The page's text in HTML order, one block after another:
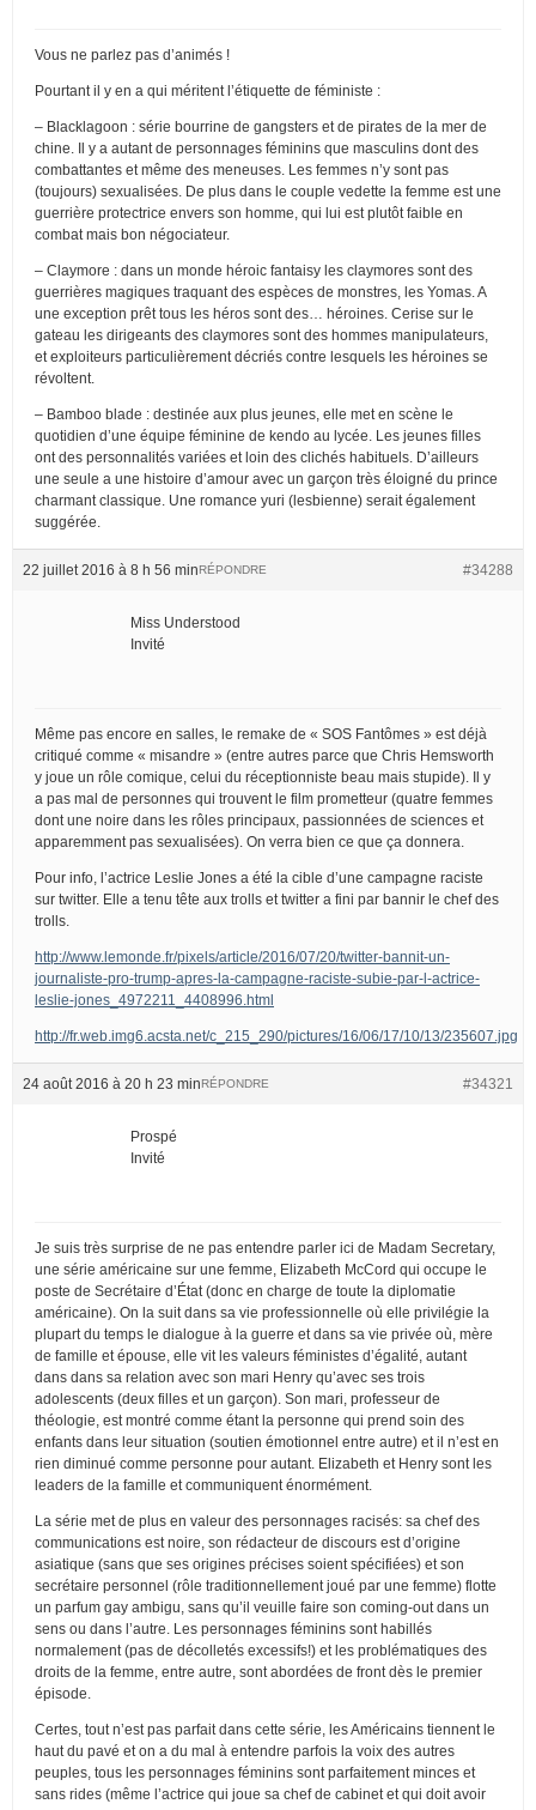
Vous ne parlez pas d’animés !
Pourtant il y en a qui méritent l’étiquette de féministe :
– Blacklagoon : série bourrine de gangsters et de pirates de la mer de
chine. Il y a autant de personnages féminins que masculins dont des
combattantes et même des meneuses. Les femmes n’y sont pas
(toujours) sexualisées. De plus dans le couple vedette la femme est une
guerrière protectrice envers son homme, qui lui est plutôt faible en
combat mais bon négociateur.
– Claymore : dans un monde héroic fantaisy les claymores sont des
guerrières magiques traquant des espèces de monstres, les Yomas. A
une exception prêt tous les héros sont des… héroines. Cerise sur le
gateau les dirigeants des claymores sont des hommes manipulateurs,
et exploiteurs particulièrement décriés contre lesquels les héroines se
révoltent.
– Bamboo blade : destinée aux plus jeunes, elle met en scène le
quotidien d’une équipe féminine de kendo au lycée. Les jeunes filles
ont des personnalités variées et loin des clichés habituels. D’ailleurs
une seule a une histoire d’amour avec un garçon très éloigné du prince
charmant classique. Une romance yuri (lesbienne) serait également
suggérée.
22 juillet 2016 à 8 h 56 min #34288
RÉPONDRE
Miss Understood
Invité
Même pas encore en salles, le remake de « SOS Fantômes » est déjà
critiqué comme « misandre » (entre autres parce que Chris Hemsworth
y joue un rôle comique, celui du réceptionniste beau mais stupide). Il y
a pas mal de personnes qui trouvent le film prometteur (quatre femmes
dont une noire dans les rôles principaux, passionnées de sciences et
apparemment pas sexualisées). On verra bien ce que ça donnera.
Pour info, l’actrice Leslie Jones a été la cible d’une campagne raciste
sur twitter. Elle a tenu tête aux trolls et twitter a fini par bannir le chef des
trolls.
http://www.lemonde.fr/pixels/article/2016/07/20/twitter-bannit-un-
journaliste-pro-trump-apres-la-campagne-raciste-subie-par-l-actrice-
leslie-jones_4972211_4408996.html
http://fr.web.img6.acsta.net/c_215_290/pictures/16/06/17/10/13/235607.jpg
24 août 2016 à 20 h 23 min #34321
RÉPONDRE
Prospé
Invité
Je suis très surprise de ne pas entendre parler ici de Madam Secretary,
une série américaine sur une femme, Elizabeth McCord qui occupe le
poste de Secrétaire d’État (donc en charge de toute la diplomatie
américaine). On la suit dans sa vie professionnelle où elle privilégie la
plupart du temps le dialogue à la guerre et dans sa vie privée où, mère
de famille et épouse, elle vit les valeurs féministes d’égalité, autant
dans dans sa relation avec son mari Henry qu’avec ses trois
adolescents (deux filles et un garçon). Son mari, professeur de
théologie, est montré comme étant la personne qui prend soin des
enfants dans leur situation (soutien émotionnel entre autre) et il n’est en
rien diminué comme personne pour autant. Elizabeth et Henry sont les
leaders de la famille et communiquent énormément.
La série met de plus en valeur des personnages racisés: sa chef des
communications est noire, son rédacteur de discours est d’origine
asiatique (sans que ses origines précises soient spécifiées) et son
secrétaire personnel (rôle traditionnellement joué par une femme) flotte
un parfum gay ambigu, sans qu’il veuille faire son coming-out dans un
sens ou dans l’autre. Les personnages féminins sont habillés
normalement (pas de décolletés excessifs!) et les problématiques des
droits de la femme, entre autre, sont abordées de front dès le premier
épisode.
Certes, tout n’est pas parfait dans cette série, les Américains tiennent le
haut du pavé et on a du mal à entendre parfois la voix des autres
peuples, tous les personnages féminins sont parfaitement minces et
sans rides (même l’actrice qui joue sa chef de cabinet et qui doit avoir